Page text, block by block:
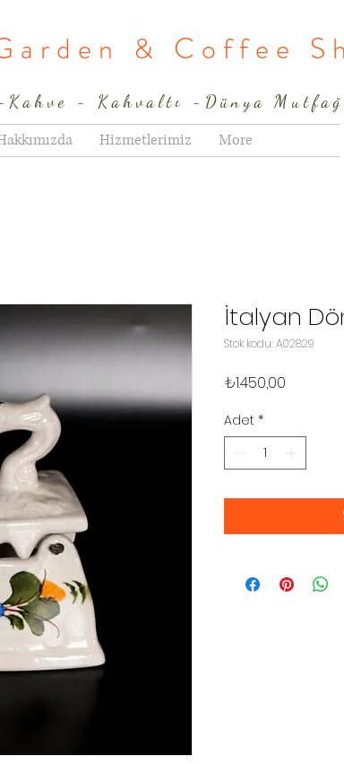
& Coffee
- Kahvaltı -Dünya
Hizmetlerimiz More
İtalyan
Stok kodu: A02829
₺1.450,00
Adet *